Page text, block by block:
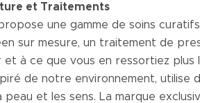
et Traitements
une gamme de soins
sur mesure, un traitement de
à ce que vous en ressortiez plus
de notre environnement, utilise
peau et les sens. La marque